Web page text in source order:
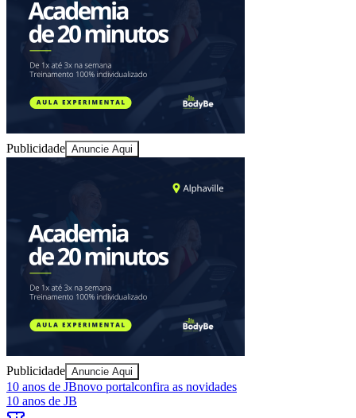
Vitória
Publicidade Anuncie Aqui
Publicidade Anuncie Aqui